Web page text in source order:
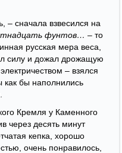
– сначала взвесился на
фунтов… – то
русская мера веса,
силу и дожал дрожащую
– взялся
как бы наполнились
Кремля у Каменного
через десять минут
кепка, хорошо
очень понравилось,